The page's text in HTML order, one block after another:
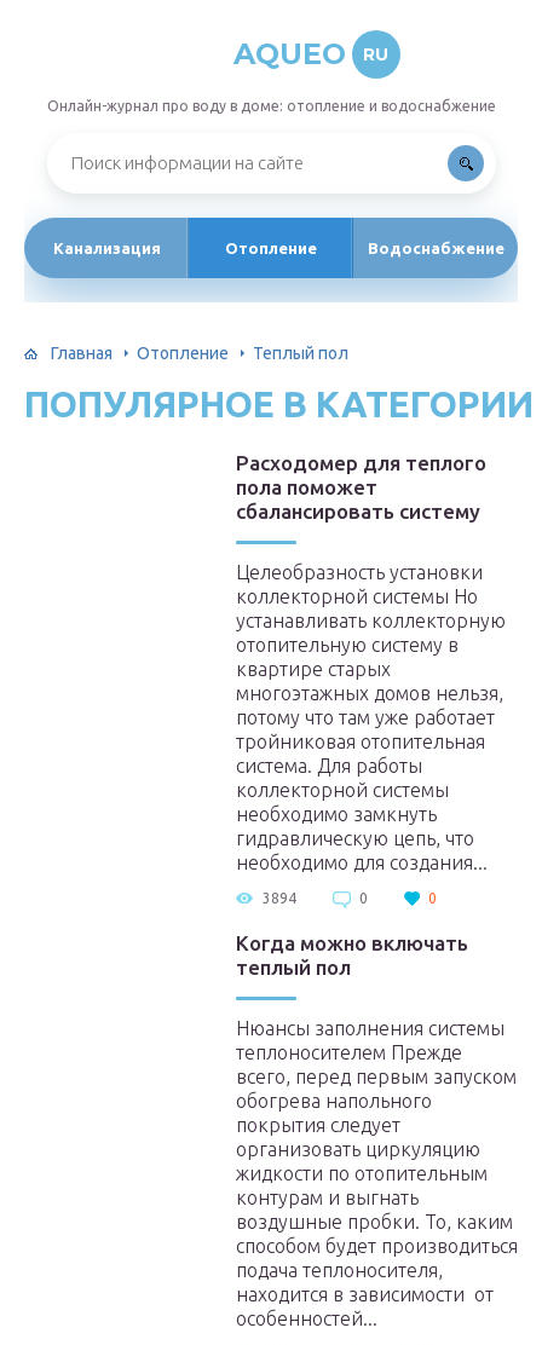
AQUEO RU
Онлайн-журнал про воду в доме: отопление и водоснабжение
Канализация Отопление Водоснабжение
Главная Отопление Теплый пол
ПОПУЛЯРНОЕ В КАТЕГОРИИ
Расходомер для теплого
пола поможет
сбалансировать систему
Целеобразность установки
коллекторной системы Но
устанавливать коллекторную
отопительную систему в
квартире старых
многоэтажных домов нельзя,
потому что там уже работает
тройниковая отопительная
система. Для работы
коллекторной системы
необходимо замкнуть
гидравлическую цепь, что
необходимо для создания...
3894 0 0
Когда можно включать
теплый пол
Нюансы заполнения системы
теплоносителем Прежде
всего, перед первым запуском
обогрева напольного
покрытия следует
организовать циркуляцию
жидкости по отопительным
контурам и выгнать
воздушные пробки. То, каким
способом будет производиться
подача теплоносителя,
находится в зависимости от
особенностей...